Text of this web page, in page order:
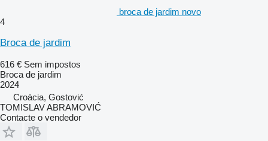
broca de jardim novo
4
Broca de jardim
616 € Sem impostos
Broca de jardim
2024
Croácia, Gostović
TOMISLAV ABRAMOVIĆ
Contacte o vendedor